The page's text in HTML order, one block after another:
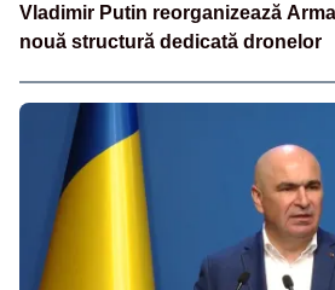
Vladimir Putin reorganizează
nouă structură dedicată dronelor